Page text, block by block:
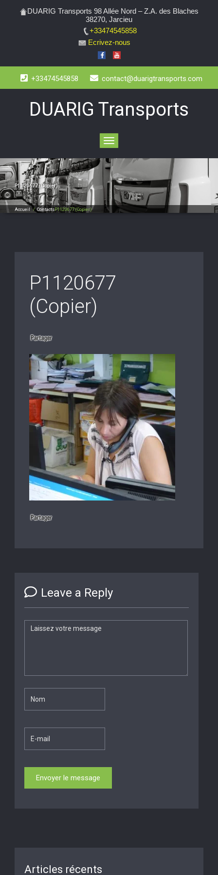
DUARIG Transports 98 Allée Nord – Z.A. des Blaches
38270, Jarcieu
+33474545858
Ecrivez-nous
+33474545858 contact@duarigtransports.com
DUARIG Transports
Toggle
navigation
P1120677 (Copier)
Accueil /ContactsP1120677 (Copier)
P1120677
(Copier)
Leave a Reply
Articles récents